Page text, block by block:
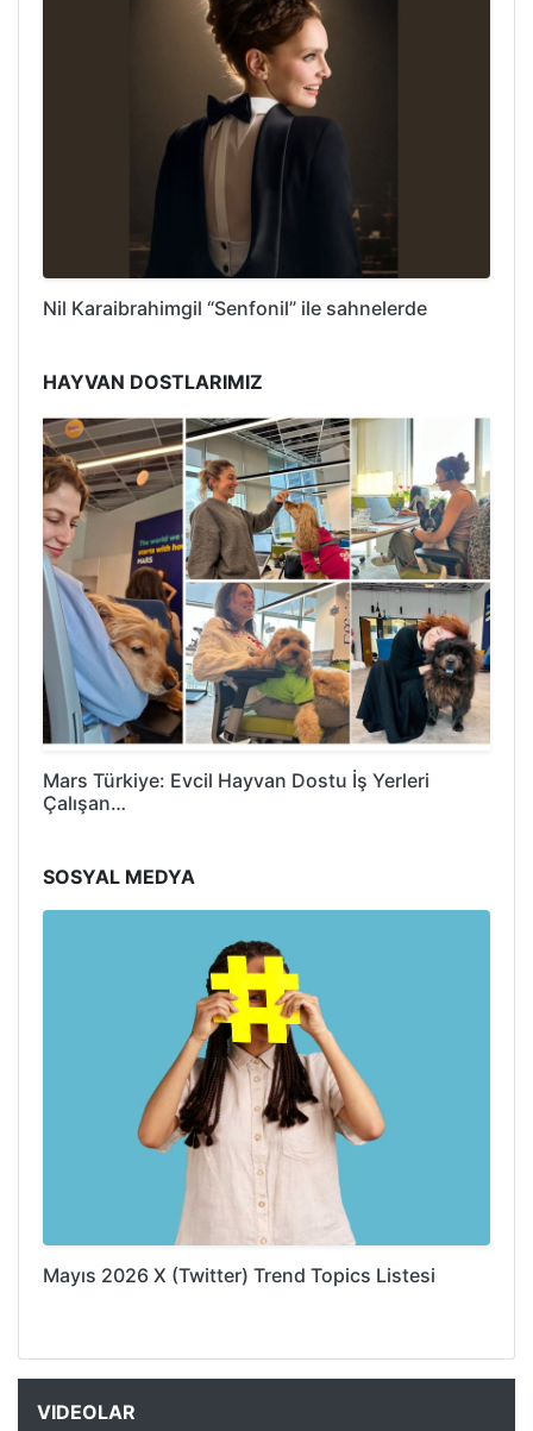
Nil Karaibrahimgil “Senfonil” ile sahnelerde
HAYVAN DOSTLARIMIZ
Mars Türkiye: Evcil Hayvan Dostu İş Yerleri
Çalışan…
SOSYAL MEDYA
Mayıs 2026 X (Twitter) Trend Topics Listesi
VIDEOLAR